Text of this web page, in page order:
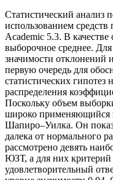
Статистический анализ
использованием средств
Academic 5.3. В качестве
выборочное среднее.
значимости отклонений
первую очередь для
статистических
распределения
Поскольку объем
широко применяющийся
Шапиро–Уилка. Он
далека от нормального
рассмотрено девять
ЮЗТ, а для них
удовлетворительный